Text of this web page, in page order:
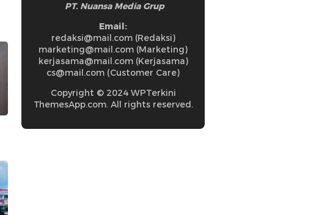
PT. Nuansa Media Grup
Email:
redaksi@mail.com (Redaksi)
marketing@mail.com (Marketing)
kerjasama@mail.com (Kerjasama)
cs@mail.com (Customer Care)
Copyright © 2024 WPTerkini
ThemesApp.com. All rights reserved.